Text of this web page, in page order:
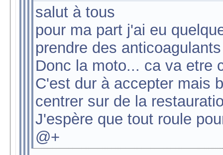
salut à tous
pour ma part j'ai eu
prendre des
Donc la moto... ca va etre
C'est dur à accepter mais
centrer sur de la
J'espère que tout roule
@+